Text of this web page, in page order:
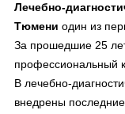
Лечебно-
Тюмени один из
За прошедшие 25
профессиональный
В лечебно-
внедрены